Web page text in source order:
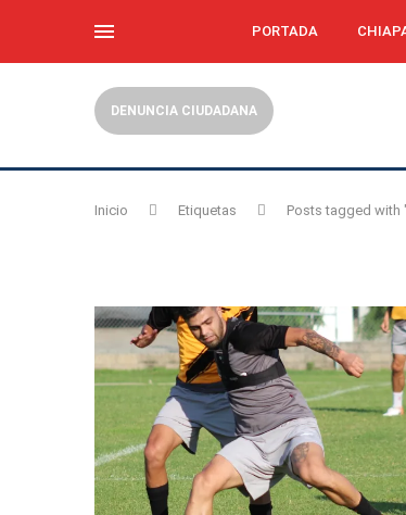
PORTADA
DENUNCIA CIUDADANA
Inicio Etiquetas Posts tagged with